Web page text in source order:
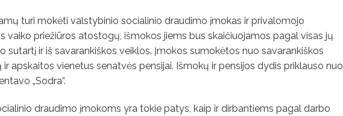
turi mokėti valstybinio socialinio draudimo įmokas ir privalomojo
vaiko priežiūros atostogų, išmokos jiems bus skaičiuojamos pagal visas jų
ir iš savarankiškos veiklos. Įmokos sumokėtos nuo savarankiškos
apskaitos vienetus senatvės pensijai. Išmokų ir pensijos dydis priklauso nuo
„Sodra“.
draudimo įmokoms yra tokie patys, kaip ir dirbantiems pagal darbo